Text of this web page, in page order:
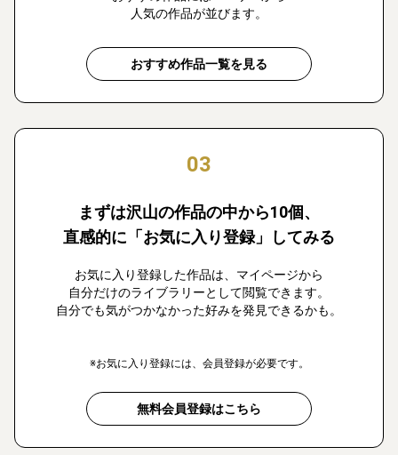
人気の作品が並びます。
おすすめ作品一覧を見る
03
まずは沢山の作品の中から10個、
直感的に「お気に入り登録」してみる
お気に入り登録した作品は、マイページから
自分だけのライブラリーとして閲覧できます。
自分でも気がつかなかった好みを発見できるかも。
※お気に入り登録には、会員登録が必要です。
無料会員登録はこちら